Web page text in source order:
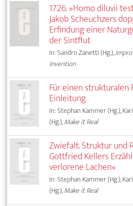
1726. »Homo diluvii
Jakob Scheuchzers
Erfindung einer
der Sintflut
In: Sandro Zanetti (Hg.),
Invention
Für einen strukturalen
Einleitung
In: Stephan Kammer (Hg.),
(Hg.),Make it Real
Zwiefalt. Struktur und
Gottfried Kellers
verlorene Lachen«
In: Stephan Kammer (Hg.),
(Hg.),Make it Real